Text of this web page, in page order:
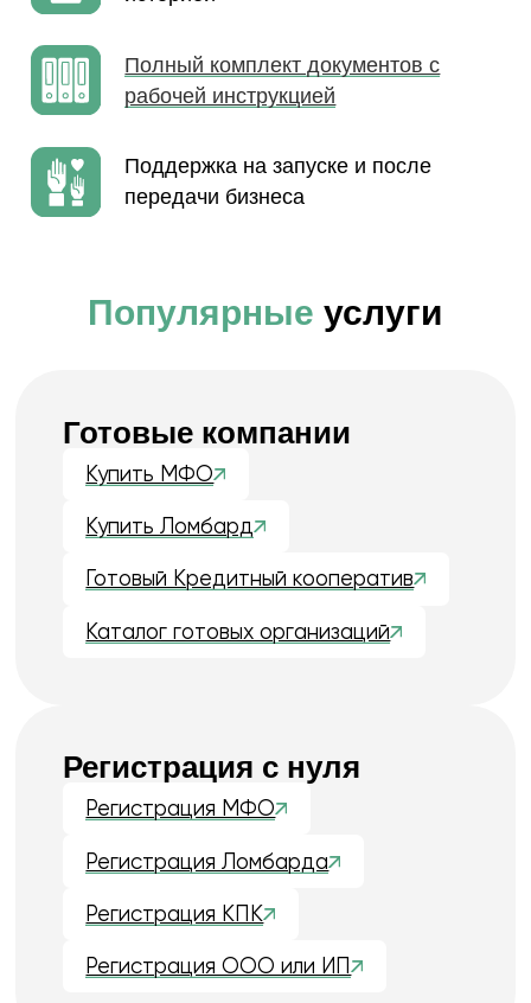
Получить консультацию
Через ЦБ, СРО и Росфин с первого
раза
Наша команда ежегодно
продает и регистрирует
десятки Финансовых
организаций